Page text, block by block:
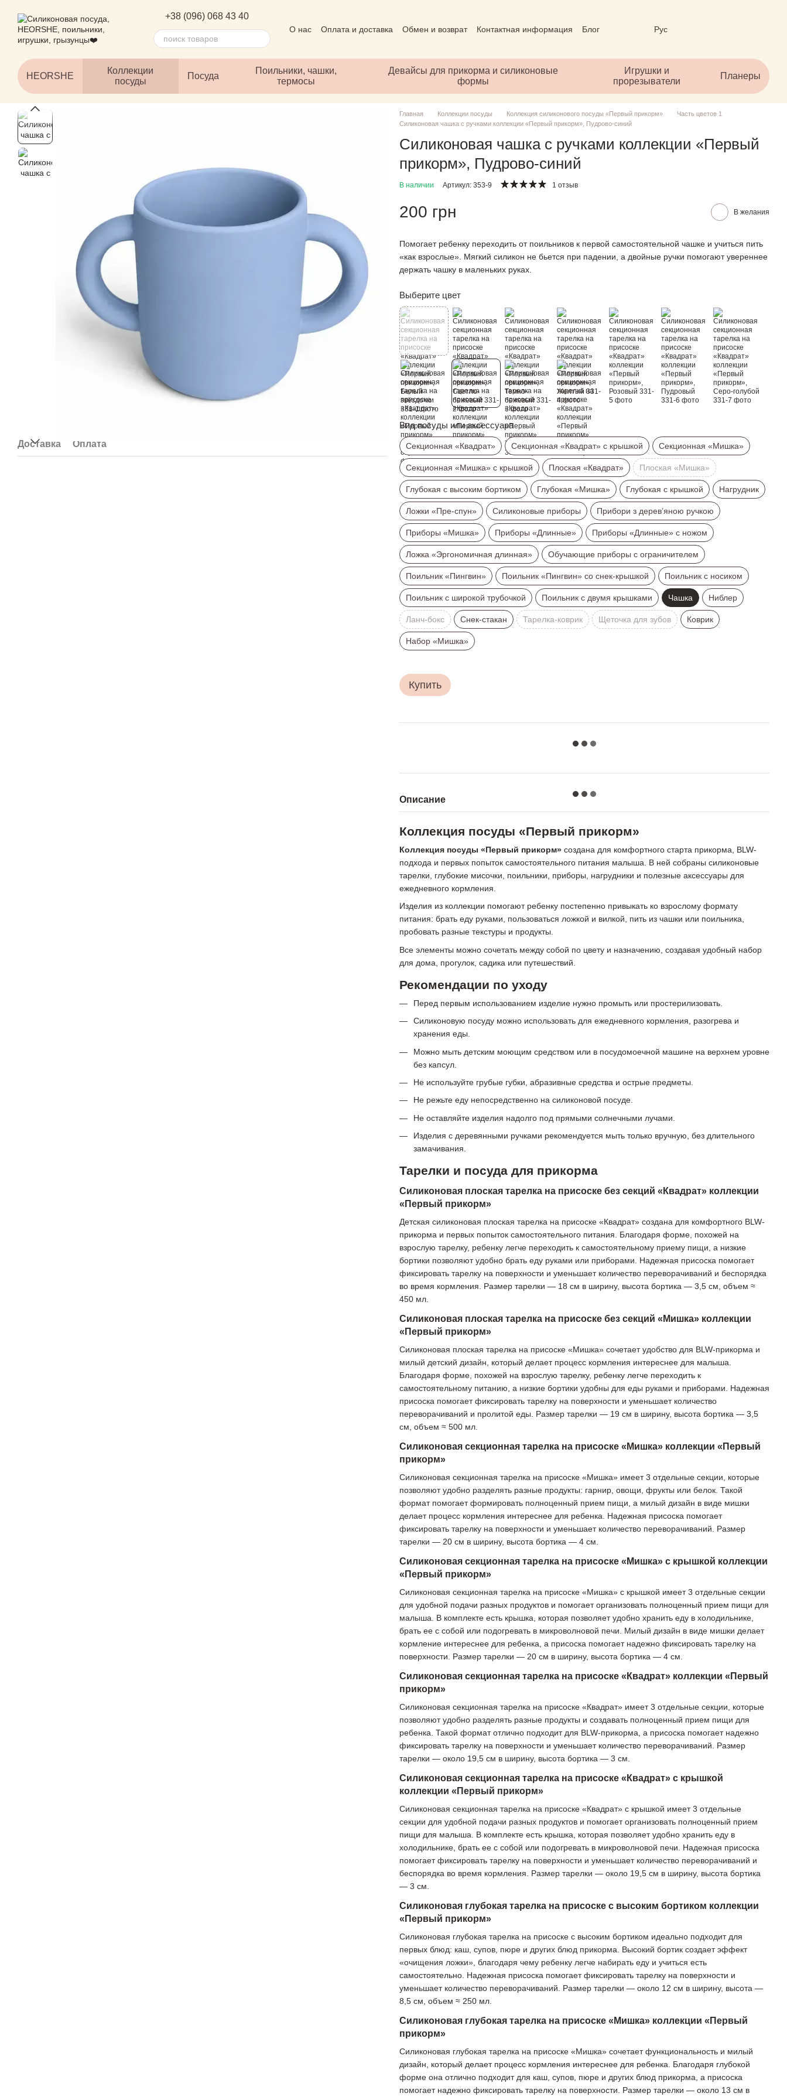
+38 (096) 068 43 40
О нас Оплата и доставка Обмен и возврат Контактная информация
Блог
Рус
HEORSHE
Коллекции
посуды
Посуда
Поильники, чашки,
термосы
Девайсы для прикорма и силиконовые
формы
Игрушки и
прорезыватели
Планеры
Доставка Оплата
Главная Коллекции посуды Коллекция силиконового посуды «Первый прикорм»
Часть цветов 1
Силиконовая чашка с ручками коллекции «Первый прикорм», Пудрово-синий
Силиконовая чашка с ручками коллекции «Первый
прикорм», Пудрово-синий
В наличии Артикул: 353-9 1 отзыв
200 грн В желания
Помогает ребенку переходить от поильников к первой самостоятельной чашке и учиться пить
«как взрослые». Мягкий силикон не бьется при падении, а двойные ручки помогают увереннее
держать чашку в маленьких руках.
Выберите цвет
Вид посуды или аксессуара
Секционная «Квадрат» Секционная «Квадрат» с крышкой Секционная «Мишка»
Секционная «Мишка» с крышкой Плоская «Квадрат» Плоская «Мишка»
Глубокая с высоким бортиком Глубокая «Мишка» Глубокая с крышкой Нагрудник
Ложки «Пре-спун» Силиконовые приборы Прибори з дерев’яною ручкою
Приборы «Мишка» Приборы «Длинные» Приборы «Длинные» с ножом
Ложка «Эргономичная длинная» Обучающие приборы с ограничителем
Поильник «Пингвин» Поильник «Пингвин» со снек-крышкой Поильник с носиком
Поильник с широкой трубочкой Поильник с двумя крышками Чашка Ниблер
Ланч-бокс Снек-стакан Тарелка-коврик Щеточка для зубов Коврик
Набор «Мишка»
Купить
Описание
Коллекция посуды «Первый прикорм»
Коллекция посуды «Первый прикорм» создана для комфортного старта прикорма, BLW-
подхода и первых попыток самостоятельного питания малыша. В ней собраны силиконовые
тарелки, глубокие мисочки, поильники, приборы, нагрудники и полезные аксессуары для
ежедневного кормления.
Изделия из коллекции помогают ребенку постепенно привыкать ко взрослому формату
питания: брать еду руками, пользоваться ложкой и вилкой, пить из чашки или поильника,
пробовать разные текстуры и продукты.
Все элементы можно сочетать между собой по цвету и назначению, создавая удобный набор
для дома, прогулок, садика или путешествий.
Рекомендации по уходу
Перед первым использованием изделие нужно промыть или простерилизовать.
Силиконовую посуду можно использовать для ежедневного кормления, разогрева и
хранения еды.
Можно мыть детским моющим средством или в посудомоечной машине на верхнем уровне
без капсул.
Не используйте грубые губки, абразивные средства и острые предметы.
Не режьте еду непосредственно на силиконовой посуде.
Не оставляйте изделия надолго под прямыми солнечными лучами.
Изделия с деревянными ручками рекомендуется мыть только вручную, без длительного
замачивания.
Тарелки и посуда для прикорма
Силиконовая плоская тарелка на присоске без секций «Квадрат» коллекции
«Первый прикорм»
Детская силиконовая плоская тарелка на присоске «Квадрат» создана для комфортного BLW-
прикорма и первых попыток самостоятельного питания. Благодаря форме, похожей на
взрослую тарелку, ребенку легче переходить к самостоятельному приему пищи, а низкие
бортики позволяют удобно брать еду руками или приборами. Надежная присоска помогает
фиксировать тарелку на поверхности и уменьшает количество переворачиваний и беспорядка
во время кормления. Размер тарелки — 18 см в ширину, высота бортика — 3,5 см, объем ≈
450 мл.
Силиконовая плоская тарелка на присоске без секций «Мишка» коллекции
«Первый прикорм»
Силиконовая плоская тарелка на присоске «Мишка» сочетает удобство для BLW-прикорма и
милый детский дизайн, который делает процесс кормления интереснее для малыша.
Благодаря форме, похожей на взрослую тарелку, ребенку легче переходить к
самостоятельному питанию, а низкие бортики удобны для еды руками и приборами. Надежная
присоска помогает фиксировать тарелку на поверхности и уменьшает количество
переворачиваний и пролитой еды. Размер тарелки — 19 см в ширину, высота бортика — 3,5
см, объем ≈ 500 мл.
Силиконовая секционная тарелка на присоске «Мишка» коллекции «Первый
прикорм»
Силиконовая секционная тарелка на присоске «Мишка» имеет 3 отдельные секции, которые
позволяют удобно разделять разные продукты: гарнир, овощи, фрукты или белок. Такой
формат помогает формировать полноценный прием пищи, а милый дизайн в виде мишки
делает процесс кормления интереснее для ребенка. Надежная присоска помогает
фиксировать тарелку на поверхности и уменьшает количество переворачиваний. Размер
тарелки — 20 см в ширину, высота бортика — 4 см.
Силиконовая секционная тарелка на присоске «Мишка» с крышкой коллекции
«Первый прикорм»
Силиконовая секционная тарелка на присоске «Мишка» с крышкой имеет 3 отдельные секции
для удобной подачи разных продуктов и помогает организовать полноценный прием пищи для
малыша. В комплекте есть крышка, которая позволяет удобно хранить еду в холодильнике,
брать ее с собой или подогревать в микроволновой печи. Милый дизайн в виде мишки делает
кормление интереснее для ребенка, а присоска помогает надежно фиксировать тарелку на
поверхности. Размер тарелки — 20 см в ширину, высота бортика — 4 см.
Силиконовая секционная тарелка на присоске «Квадрат» коллекции «Первый
прикорм»
Силиконовая секционная тарелка на присоске «Квадрат» имеет 3 отдельные секции, которые
позволяют удобно разделять разные продукты и создавать полноценный прием пищи для
ребенка. Такой формат отлично подходит для BLW-прикорма, а присоска помогает надежно
фиксировать тарелку на поверхности и уменьшает количество переворачиваний. Размер
тарелки — около 19,5 см в ширину, высота бортика — 3 см.
Силиконовая секционная тарелка на присоске «Квадрат» с крышкой
коллекции «Первый прикорм»
Силиконовая секционная тарелка на присоске «Квадрат» с крышкой имеет 3 отдельные
секции для удобной подачи разных продуктов и помогает организовать полноценный прием
пищи для малыша. В комплекте есть крышка, которая позволяет удобно хранить еду в
холодильнике, брать ее с собой или подогревать в микроволновой печи. Надежная присоска
помогает фиксировать тарелку на поверхности и уменьшает количество переворачиваний и
беспорядка во время кормления. Размер тарелки — около 19,5 см в ширину, высота бортика
— 3 см.
Силиконовая глубокая тарелка на присоске с высоким бортиком коллекции
«Первый прикорм»
Силиконовая глубокая тарелка на присоске с высоким бортиком идеально подходит для
первых блюд: каш, супов, пюре и других блюд прикорма. Высокий бортик создает эффект
«очищения ложки», благодаря чему ребенку легче набирать еду и учиться есть
самостоятельно. Надежная присоска помогает фиксировать тарелку на поверхности и
уменьшает количество переворачиваний. Размер тарелки — около 12 см в ширину, высота —
8,5 см, объем ≈ 250 мл.
Силиконовая глубокая тарелка на присоске «Мишка» коллекции «Первый
прикорм»
Силиконовая глубокая тарелка на присоске «Мишка» сочетает функциональность и милый
дизайн, который делает процесс кормления интереснее для ребенка. Благодаря глубокой
форме она отлично подходит для каш, супов, пюре и других блюд прикорма, а присоска
помогает надежно фиксировать тарелку на поверхности. Размер тарелки — около 13 см в